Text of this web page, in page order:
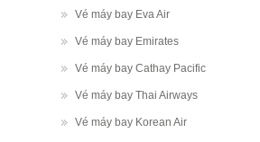
Vé máy bay Eva Air
Vé máy bay Emirates
Vé máy bay Cathay Pacific
Vé máy bay Thai Airways
Vé máy bay Korean Air